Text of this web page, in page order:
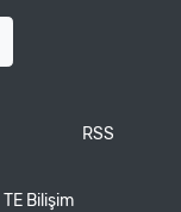
RSS
TE Bilişim